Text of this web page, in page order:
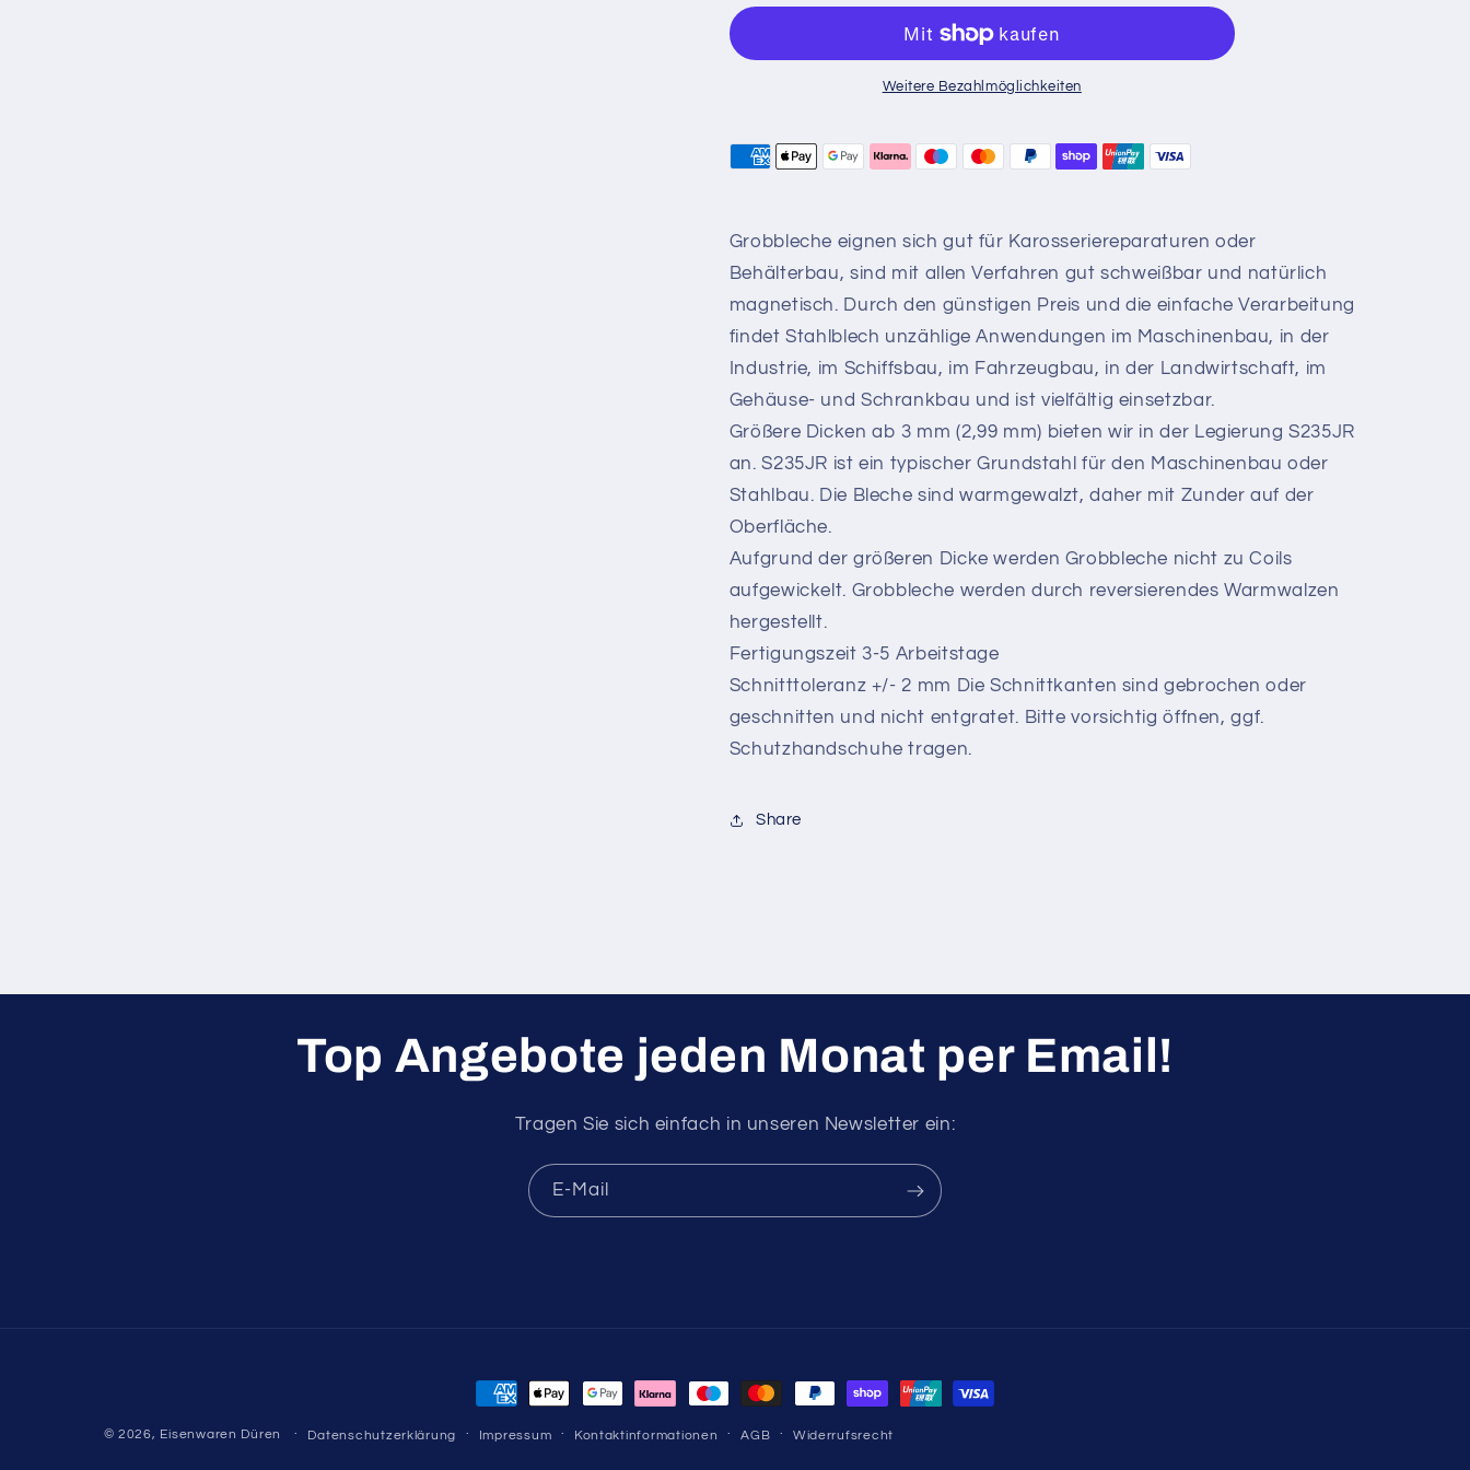
Weitere Bezahlmöglichkeiten
Grobbleche eignen sich gut für Karosseriereparaturen oder
Behälterbau, sind mit allen Verfahren gut schweißbar und natürlich
magnetisch. Durch den günstigen Preis und die einfache Verarbeitung
findet Stahlblech unzählige Anwendungen im Maschinenbau, in der
Industrie, im Schiffsbau, im Fahrzeugbau, in der Landwirtschaft, im
Gehäuse- und Schrankbau und ist vielfältig einsetzbar.
Größere Dicken ab 3 mm (2,99 mm) bieten wir in der Legierung S235JR
an. S235JR ist ein typischer Grundstahl für den Maschinenbau oder
Stahlbau. Die Bleche sind warmgewalzt, daher mit Zunder auf der
Oberfläche.
Aufgrund der größeren Dicke werden Grobbleche nicht zu Coils
aufgewickelt. Grobbleche werden durch reversierendes Warmwalzen
hergestellt.
Fertigungszeit 3-5 Arbeitstage
Schnitttoleranz +/- 2 mm Die Schnittkanten sind gebrochen oder
geschnitten und nicht entgratet. Bitte vorsichtig öffnen, ggf.
Schutzhandschuhe tragen.
Share
Top Angebote jeden Monat per Email!
Tragen Sie sich einfach in unseren Newsletter ein:
E-Mail
Zahlungsmethoden
© 2026, Eisenwaren Düren Datenschutzerklärung Impressum Kontaktinformationen AGB Widerrufsrecht